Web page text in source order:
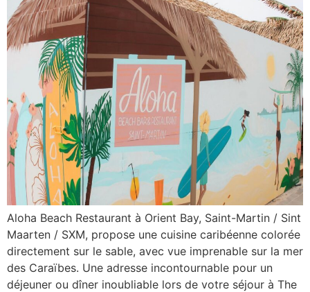
Aloha Beach Restaurant à Orient Bay, Saint-Martin / Sint
Maarten / SXM, propose une cuisine caribéenne colorée
directement sur le sable, avec vue imprenable sur la mer
des Caraïbes. Une adresse incontournable pour un
déjeuner ou dîner inoubliable lors de votre séjour à The